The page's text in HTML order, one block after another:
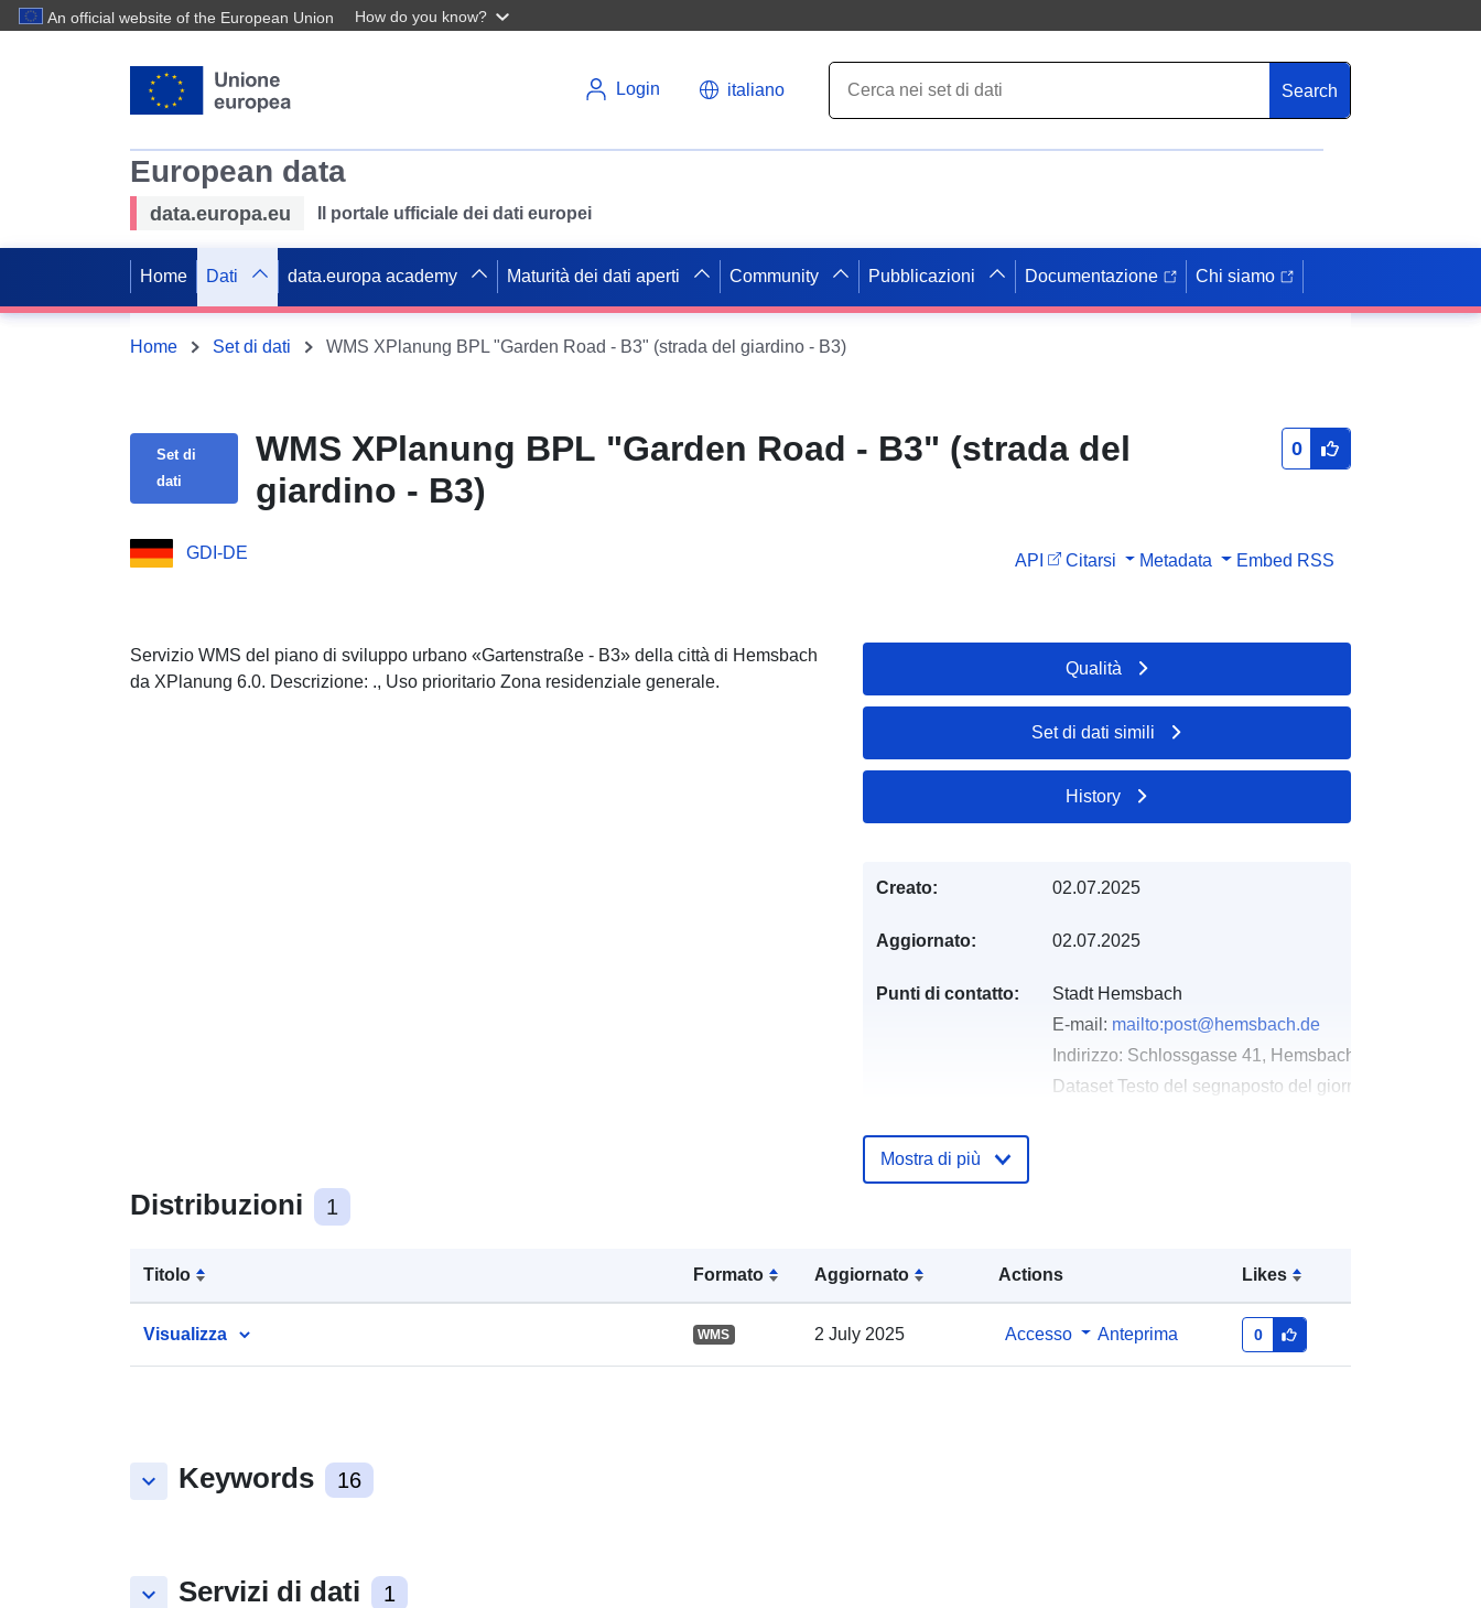
An official website of the European Union How do you know?
Login italiano Search
European data
data.europa.eu Il portale ufficiale dei dati europei
Home Dati data.europa academy Maturità dei dati aperti Community Pubblicazioni Documentazione Chi siamo
Home Set di dati WMS XPlanung BPL "Garden Road - B3" (strada del giardino - B3)
Set di
dati
WMS XPlanung BPL "Garden Road - B3" (strada del
giardino - B3)
0
GDI-DE API Citarsi Metadata Embed RSS
Servizio WMS del piano di sviluppo urbano «Gartenstraße - B3» della città di Hemsbach
da XPlanung 6.0. Descrizione: ., Uso prioritario Zona residenziale generale.
Distribuzioni 1
Titolo Formato Aggiornato Actions Likes
Visualizza WMS 2 July 2025 Accesso Anteprima 0
keyboard_arrow_down Keywords 16
keyboard_arrow_down Servizi di dati 1
Qualità
Set di dati simili
History
Creato: 02.07.2025
Aggiornato: 02.07.2025
Punti di contatto:
Stadt Hemsbach
E-mail: mailto:post@hemsbach.de
Indirizzo: Schlossgasse 41, Hemsbach, 69502,
Dataset Testo del segnaposto del giorno della
Registro del
49.5923109 ], [ 8.6578524,
49.5923109 ], [ 8.6578524,
Mostra di più